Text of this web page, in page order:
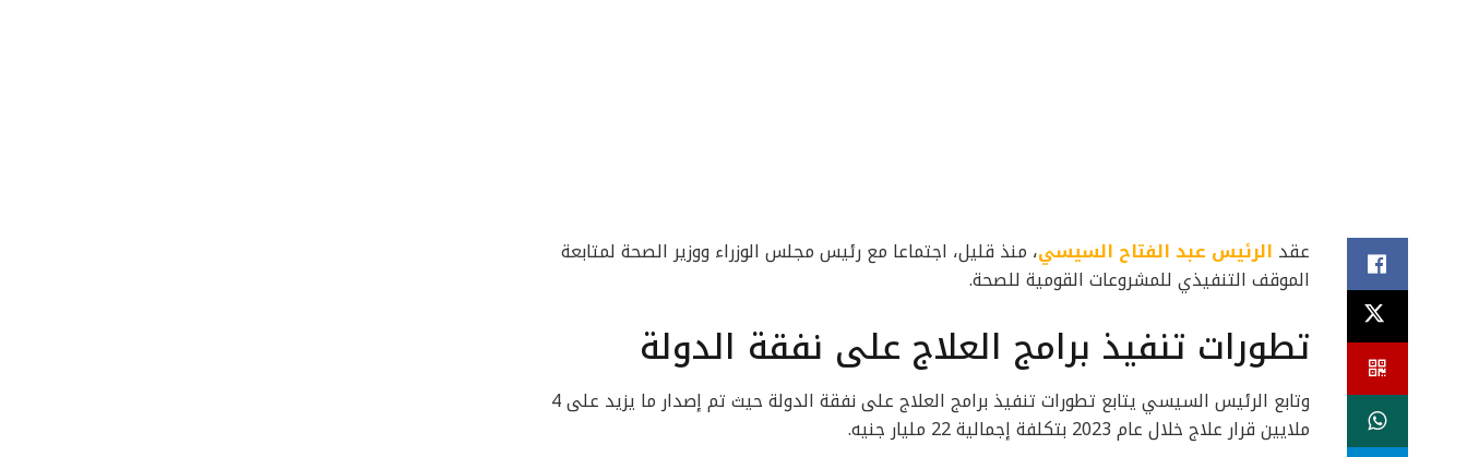
عقد الرئيس عبد الفتاح السيسي، منذ قليل، اجتماعا مع رئيس مجلس الوزراء ووزير الصحة لمتابعة
الموقف التنفيذي للمشروعات القومية للصحة.
تطورات تنفيذ برامج العلاج على نفقة الدولة
وتابع الرئيس السيسي يتابع تطورات تنفيذ برامج العلاج على نفقة الدولة حيث تم إصدار ما يزيد على 4
ملايين قرار علاج خلال عام 2023 بتكلفة إجمالية 22 مليار جنيه.